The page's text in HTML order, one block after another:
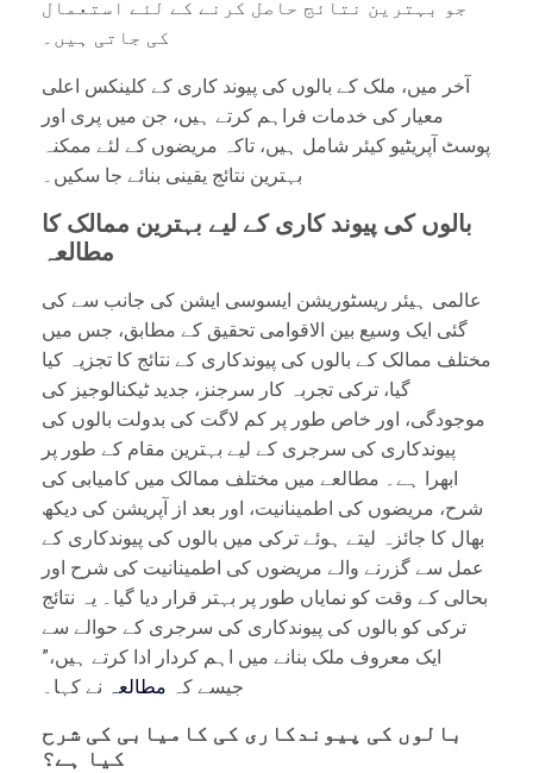
جو بہترین نتائج حاصل کرنے کے لئے استعمال
کی جاتی ہیں۔
آخر میں، ملک کے بالوں کی پیوند کاری کے کلینکس اعلی
معیار کی خدمات فراہم کرتے ہیں، جن میں پری اور
پوسٹ آپریٹیو کیئر شامل ہیں، تاکہ مریضوں کے لئے ممکنہ
بہترین نتائج یقینی بنائے جا سکیں۔
بالوں کی پیوند کاری کے لیے بہترین ممالک کا
مطالعہ
عالمی ہیئر ریسٹوریشن ایسوسی ایشن کی جانب سے کی
گئی ایک وسیع بین الاقوامی تحقیق کے مطابق، جس میں
مختلف ممالک کے بالوں کی پیوندکاری کے نتائج کا تجزیہ کیا
گیا، ترکی تجربہ کار سرجنز، جدید ٹیکنالوجیز کی
موجودگی، اور خاص طور پر کم لاگت کی بدولت بالوں کی
پیوندکاری کی سرجری کے لیے بہترین مقام کے طور پر
ابھرا ہے۔ مطالعے میں مختلف ممالک میں کامیابی کی
شرح، مریضوں کی اطمینانیت، اور بعد از آپریشن کی دیکھ
بھال کا جائزہ لیتے ہوئے ترکی میں بالوں کی پیوندکاری کے
عمل سے گزرنے والے مریضوں کی اطمینانیت کی شرح اور
بحالی کے وقت کو نمایاں طور پر بہتر قرار دیا گیا۔ یہ نتائج
ترکی کو بالوں کی پیوندکاری کی سرجری کے حوالے سے
ایک معروف ملک بنانے میں اہم کردار ادا کرتے ہیں،”
جیسے کہ مطالعہ نے کہا۔
بالوں کی پیوندکاری کی کامیابی کی شرح
کیا ہے؟